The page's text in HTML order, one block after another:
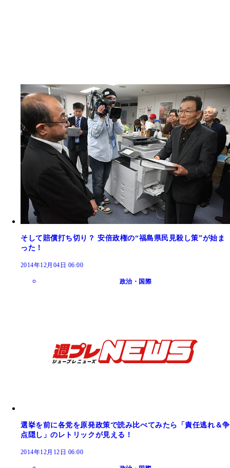
そして賠償打ち切り？ 安倍政権の“福島県民見殺し策”が始ま
った！
2014年12月04日 06:00
政治・国際
選挙を前に各党を原発政策で読み比べてみたら「責任逃れ＆争
点隠し」のレトリックが見える！
2014年12月12日 06:00